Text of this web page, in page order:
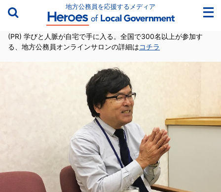
地方公務員を応援するメディア
(PR) 学びと人脈が自宅で手に入る。全国で300名以上が参加す
る、地方公務員オンラインサロンの詳細はコチラ